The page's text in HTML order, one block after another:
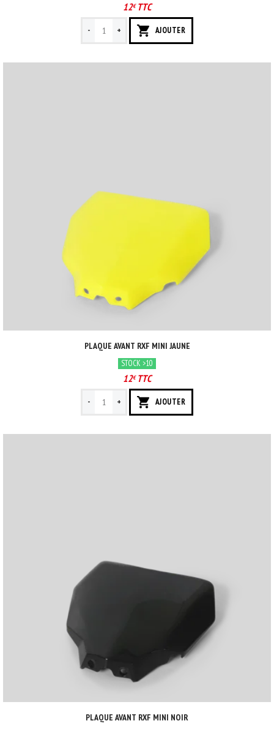
12€TTC
- + AJOUTER
PLAQUE AVANT RXF MINI JAUNE
STOCK >10
12€TTC
- + AJOUTER
PLAQUE AVANT RXF MINI NOIR